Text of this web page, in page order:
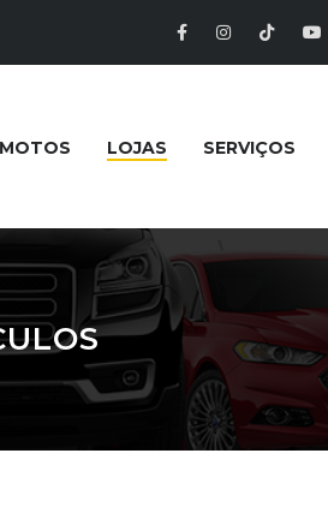
MOTOS LOJAS SERVIÇOS